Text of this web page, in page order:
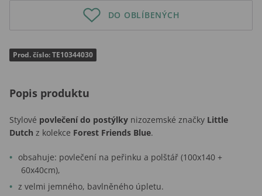
DO OBLÍBENÝCH
Prod. číslo: TE10344030
Popis produktu
Stylové povlečení do postýlky nizozemské značky Little
Dutch z kolekce Forest Friends Blue.
obsahuje: povlečení na peřinku a polštář (100x140 +
60x40cm),
z velmi jemného, bavlněného úpletu.